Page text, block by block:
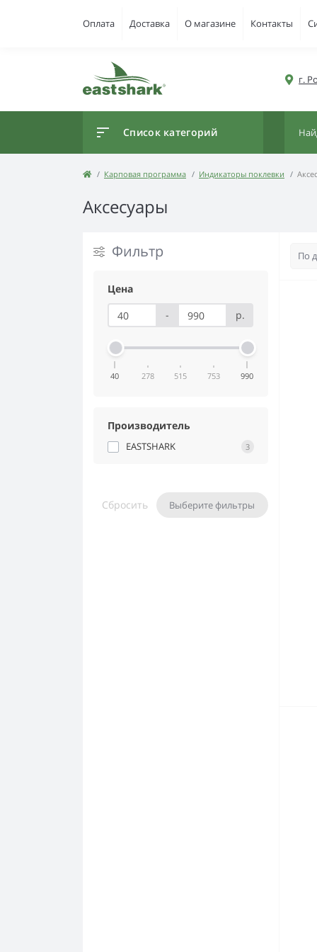
Оплата Доставка О магазине Контакты
г.
Список категорий
Карповая программа Индикаторы поклевки
Аксесуары
Фильтр
Цена
-
р.
40 278 515 753 990
Производитель
EASTSHARK 3
Сбросить Выберите фильтры